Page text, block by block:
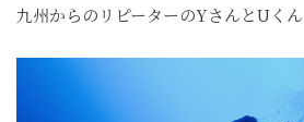
九州からのリピーターのYさんとUくん